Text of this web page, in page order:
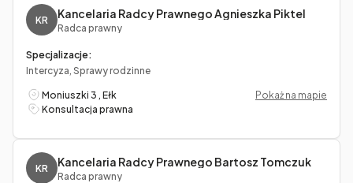
KR Kancelaria Radcy Prawnego Agnieszka Piktel
Radca prawny
Specjalizacje:
Intercyza, Sprawy rodzinne
Moniuszki 3 , Ełk
Pokaż na mapie
Konsultacja prawna
KR Kancelaria Radcy Prawnego Bartosz Tomczuk
Radca prawny